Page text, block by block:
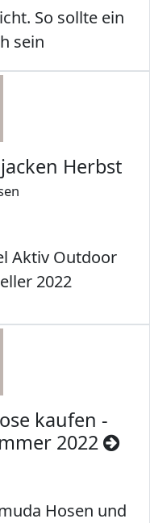
So sollte ein
sein
Herbst
Aktiv Outdoor
2022
kaufen -
2022
Hosen und